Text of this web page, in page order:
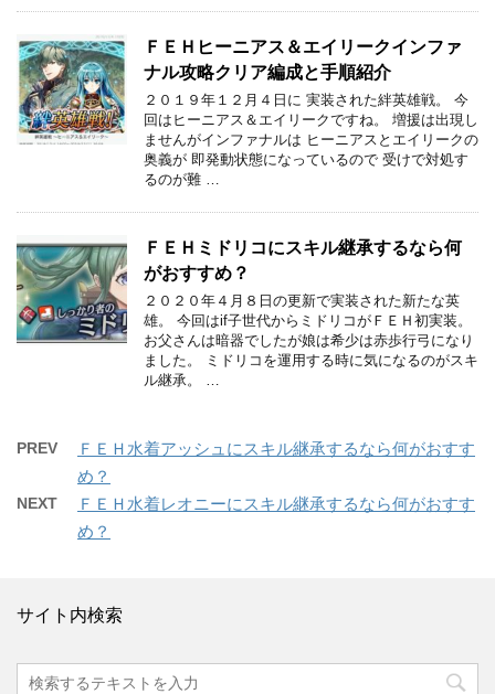
ＦＥＨヒーニアス＆エイリークインファ
ナル攻略クリア編成と手順紹介
２０１９年１２月４日に 実装された絆英雄戦。 今
回はヒーニアス＆エイリークですね。 増援は出現し
ませんがインファナルは ヒーニアスとエイリークの
奥義が 即発動状態になっているので 受けで対処す
るのが難 …
ＦＥＨミドリコにスキル継承するなら何
がおすすめ？
２０２０年４月８日の更新で実装された新たな英
雄。 今回はif子世代からミドリコがＦＥＨ初実装。
お父さんは暗器でしたが娘は希少は赤歩行弓になり
ました。 ミドリコを運用する時に気になるのがスキ
ル継承。 …
PREV
ＦＥＨ水着アッシュにスキル継承するなら何がおすす
め？
NEXT
ＦＥＨ水着レオニーにスキル継承するなら何がおすす
め？
サイト内検索